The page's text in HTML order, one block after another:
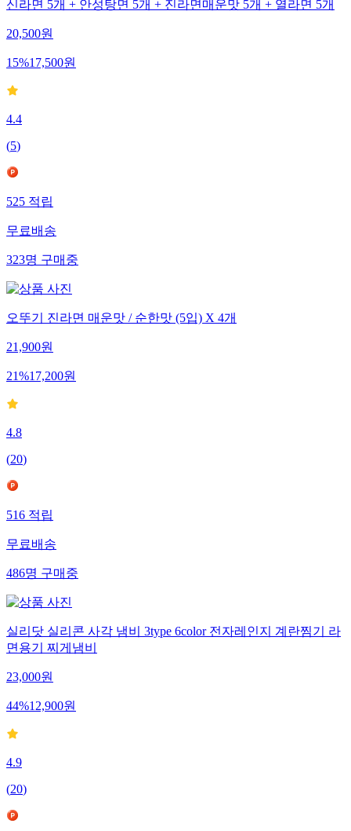
신라면 5개 + 안성탕면 5개 + 진라면매운맛 5개 + 열라면 5개
20,500원
15%17,500원
4.4
(5)
525적립
무료배송
323명구매중
오뚜기 진라면 매운맛 / 순한맛 (5입) X 4개
21,900원
21%17,200원
4.8
(20)
516적립
무료배송
486명구매중
실리닷 실리콘 사각 냄비 3type 6color 전자레인지 계란찜기 라
면용기 찌게냄비
23,000원
44%12,900원
4.9
(20)